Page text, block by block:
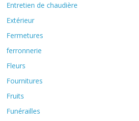
Entretien de chaudière
Extérieur
Fermetures
ferronnerie
Fleurs
Fournitures
Fruits
Funérailles